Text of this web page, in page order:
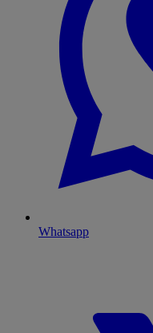
Whatsapp